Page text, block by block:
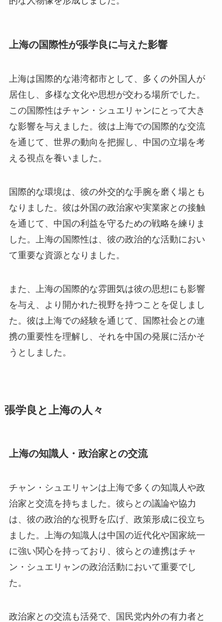
上海の国際性が張学良に与えた影響
上海は国際的な港湾都市として、多くの外国人が
居住し、多様な文化や思想が交わる場所でした。
この国際性はチャン・シュエリャンにとって大き
な影響を与えました。彼は上海での国際的な交流
を通じて、世界の動向を把握し、中国の立場を考
える視点を養いました。
国際的な環境は、彼の外交的な手腕を磨く場とも
なりました。彼は外国の政治家や実業家との接触
を通じて、中国の利益を守るための戦略を練りま
した。上海の国際性は、彼の政治的な活動におい
て重要な資源となりました。
また、上海の国際的な雰囲気は彼の思想にも影響
を与え、より開かれた視野を持つことを促しまし
た。彼は上海での経験を通じて、国際社会との連
携の重要性を理解し、それを中国の発展に活かそ
うとしました。
張学良と上海の人々
上海の知識人・政治家との交流
チャン・シュエリャンは上海で多くの知識人や政
治家と交流を持ちました。彼らとの議論や協力
は、彼の政治的な視野を広げ、政策形成に役立ち
ました。上海の知識人は中国の近代化や国家統一
に強い関心を持っており、彼らとの連携はチャ
ン・シュエリャンの政治活動において重要でし
た。
政治家との交流も活発で、国民党内外の有力者と